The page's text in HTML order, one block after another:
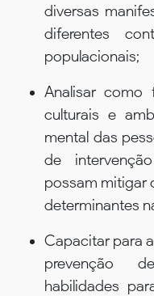
diversas
diferentes
populacionais;
Analisar como
culturais e
mental das
de
possam mitigar
determinantes
Capacitar para
prevenção
habilidades